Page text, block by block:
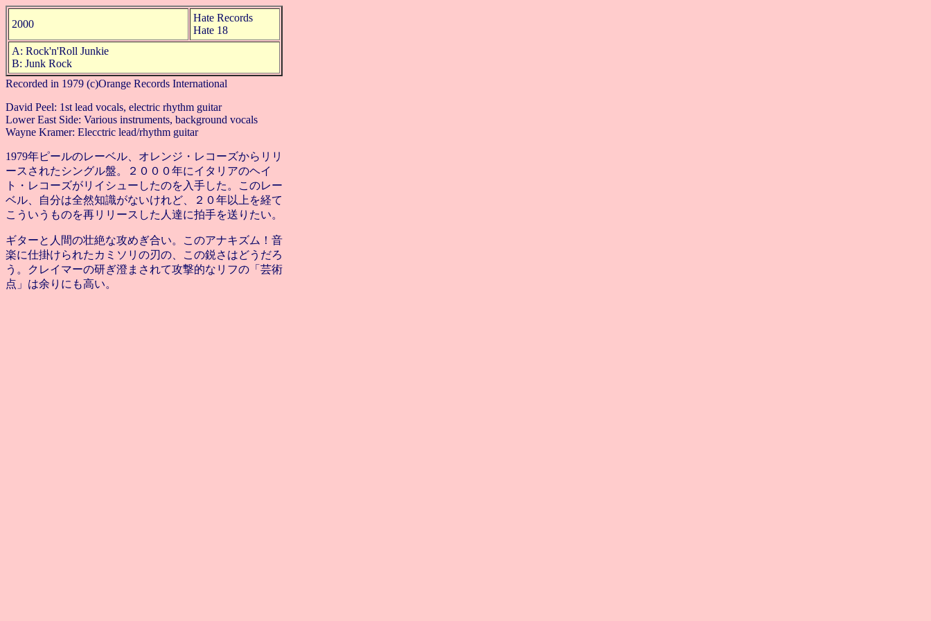
2000
Hate Records
Hate 18
A: Rock'n'Roll Junkie
B: Junk Rock
Recorded in 1979 (c)Orange Records International
David Peel: 1st lead vocals, electric rhythm guitar
Lower East Side: Various instruments, background vocals
Wayne Kramer: Elecctric lead/rhythm guitar
1979年ピールのレーベル、オレンジ・レコーズからリリ
ースされたシングル盤。２０００年にイタリアのヘイ
ト・レコーズがリイシューしたのを入手した。このレー
ベル、自分は全然知識がないけれど、２０年以上を経て
こういうものを再リリースした人達に拍手を送りたい。
ギターと人間の壮絶な攻めぎ合い。このアナキズム！音
楽に仕掛けられたカミソリの刃の、この鋭さはどうだろ
う。クレイマーの研ぎ澄まされて攻撃的なリフの「芸術
点」は余りにも高い。